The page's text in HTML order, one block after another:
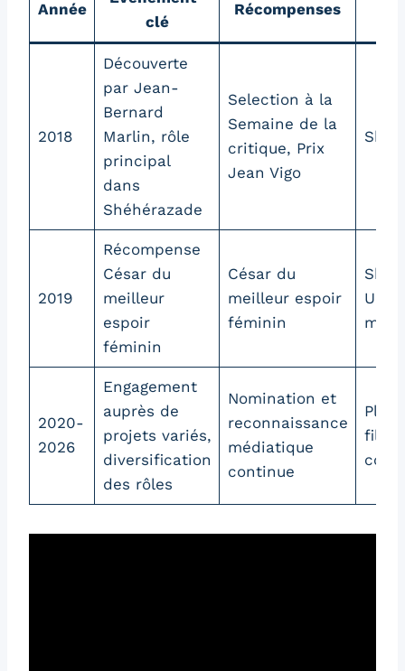
Année
clé
Récompenses
2018
Découverte
par Jean-
Bernard
Marlin, rôle
principal
dans
Shéhérazade
Selection à la
Semaine de la
critique, Prix
Jean Vigo
2019
Récompense
César du
meilleur
espoir
féminin
César du
meilleur espoir
féminin
Une
moi
2020-
2026
Engagement
auprès de
projets variés,
diversification
des rôles
Nomination et
reconnaissance
médiatique
continue
films